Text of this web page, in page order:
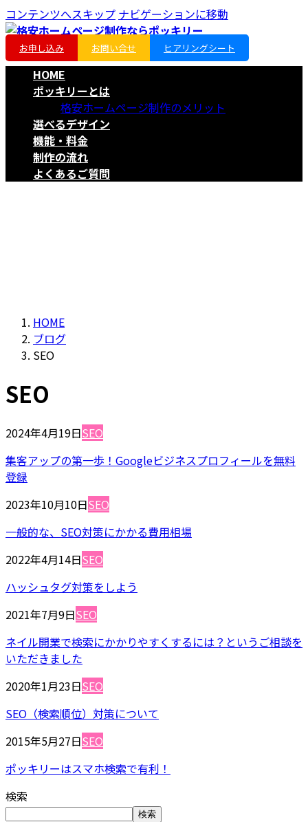
コンテンツへスキップ ナビゲーションに移動
お申し込み お問い合せ ヒアリングシート
HOME
ポッキリーとは
格安ホームページ制作のメリット
選べるデザイン
機能・料金
制作の流れ
よくあるご質問
HOME
ブログ
SEO
SEO
2024年4月19日SEO
集客アップの第一歩！Googleビジネスプロフィールを無料
登録
2023年10月10日SEO
一般的な、SEO対策にかかる費用相場
2022年4月14日SEO
ハッシュタグ対策をしよう
2021年7月9日SEO
ネイル開業で検索にかかりやすくするには？というご相談を
いただきました
2020年1月23日SEO
SEO（検索順位）対策について
2015年5月27日SEO
ポッキリーはスマホ検索で有利！
検索
検索